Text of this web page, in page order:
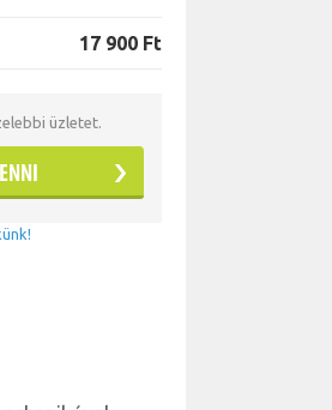
17 900 Ft
üzletet.